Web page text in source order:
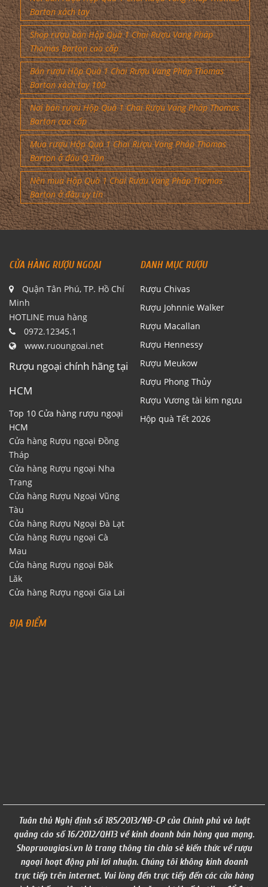
Barton xách tay
Shop rượu bán Hộp Quà 1 Chai Rượu Vang Pháp
Thomas Barton cao cấp
Bán rượu Hộp Quà 1 Chai Rượu Vang Pháp Thomas
Barton xách tay 100
Nơi bán rượu Hộp Quà 1 Chai Rượu Vang Pháp Thomas
Barton cao cấp
Mua rượu Hộp Quà 1 Chai Rượu Vang Pháp Thomas
Barton ở đâu Q.Tân
Nên mua Hộp Quà 1 Chai Rượu Vang Pháp Thomas
Barton ở đâu uy tín
CỬA HÀNG RƯỢU NGOẠI
Quận Tân Phú, TP. Hồ Chí
Minh
HOTLINE mua hàng
0972.12345.1
www.ruoungoai.net
Rượu ngoại chính hãng tại
HCM
Top 10 Cửa hàng rượu ngoại
HCM
Cửa hàng Rượu ngoại Đồng
Tháp
Cửa hàng Rượu ngoại Nha
Trang
Cửa hàng Rượu Ngoại Vũng
Tàu
Cửa hàng Rượu Ngoại Đà Lạt
Cửa hàng Rượu ngoại Cà
Mau
Cửa hàng Rượu ngoại Đăk
Lăk
Cửa hàng Rượu ngoại Gia Lai
DANH MỤC RƯỢU
Rượu Chivas
Rượu Johnnie Walker
Rượu Macallan
Rượu Hennessy
Rượu Meukow
Rượu Phong Thủy
Rượu Vương tài kim ngưu
Hộp quà Tết 2026
ĐỊA ĐIỂM
Tuân thủ Nghị định số 185/2013/NĐ-CP của Chính phủ và luật
quảng cáo số 16/2012/QH13 về kinh doanh bán hàng qua mạng.
Shopruougiasi.vn là trang thông tin chia sẻ kiến thức về rượu
ngoại hoạt động phi lơi nhuận. Chúng tôi không kinh doanh
trực tiếp trên internet. Vui lòng đến trực tiếp đến các cửa hàng